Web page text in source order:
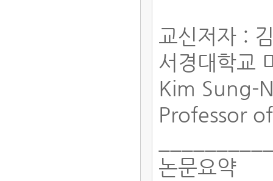
교신저자 :
서경대학교
Kim Sung-
Professor
논문요약